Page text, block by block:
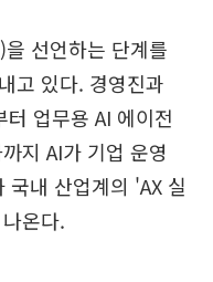
선언하는 단계를
고 있다. 경영진과
업무용 AI 에이전
지 AI가 기업 운영
국내 산업계의 'AX 실
온다.